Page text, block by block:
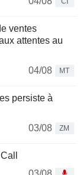
ventes
attentes au
04/08
MT
persiste à
03/08
ZM